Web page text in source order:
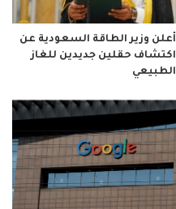
أعلن وزير الطاقة السعودية عن
اكتشاف حقلين جديدين للغاز
الطبيعي